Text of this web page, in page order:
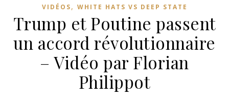
VIDÉOS, WHITE HATS VS DEEP STATE
Trump et Poutine passent
un accord révolutionnaire
– Vidéo par Florian
Philippot